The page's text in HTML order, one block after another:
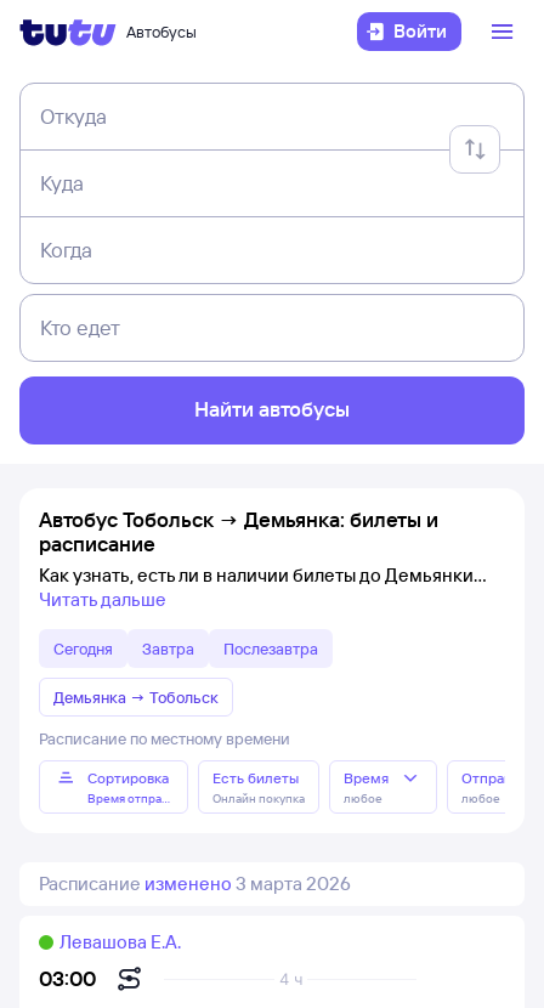
Автобусы Войти
Откуда
Куда
Когда
Кто едет
Найти автобусы
Автобус Тобольск → Демьянка: билеты и
расписание
Как узнать, есть ли в наличии билеты до Демьянки
Читать дальше
Сегодня Завтра Послезавтра
Демьянка → Тобольск
Расписание по местному времени
Сортировка
Время отправления
Есть билеты
Онлайн покупка
Время
любое любое
Расписание изменено 3 марта 2026
03:00
4 ч
Левашова Е.А.